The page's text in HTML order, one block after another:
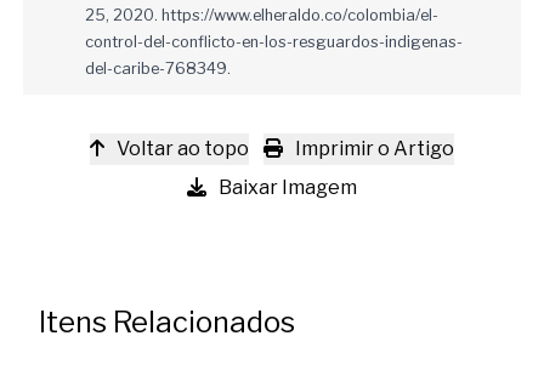
25, 2020. https://www.elheraldo.co/colombia/el-
control-del-conflicto-en-los-resguardos-indigenas-
del-caribe-768349.
Voltar ao topo
Imprimir o Artigo
Baixar Imagem
Itens Relacionados